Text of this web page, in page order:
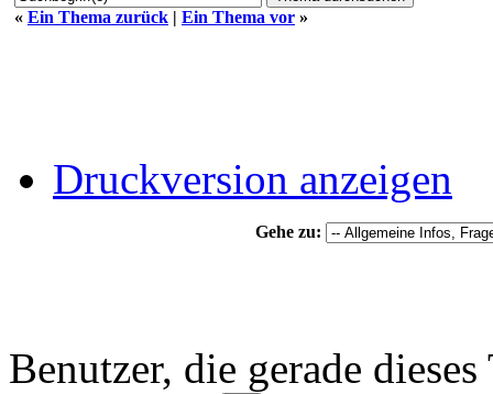
« Ein Thema zurück | Ein Thema vor »
Druckversion anzeigen
Gehe zu:
Benutzer, die gerade